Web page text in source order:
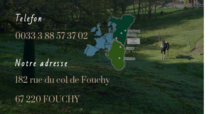
Telefon
0033 3 88 57 37 02
Notre adresse
182 rue du col de Fouchy
67 220 FOUCHY